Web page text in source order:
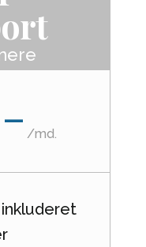
/md.